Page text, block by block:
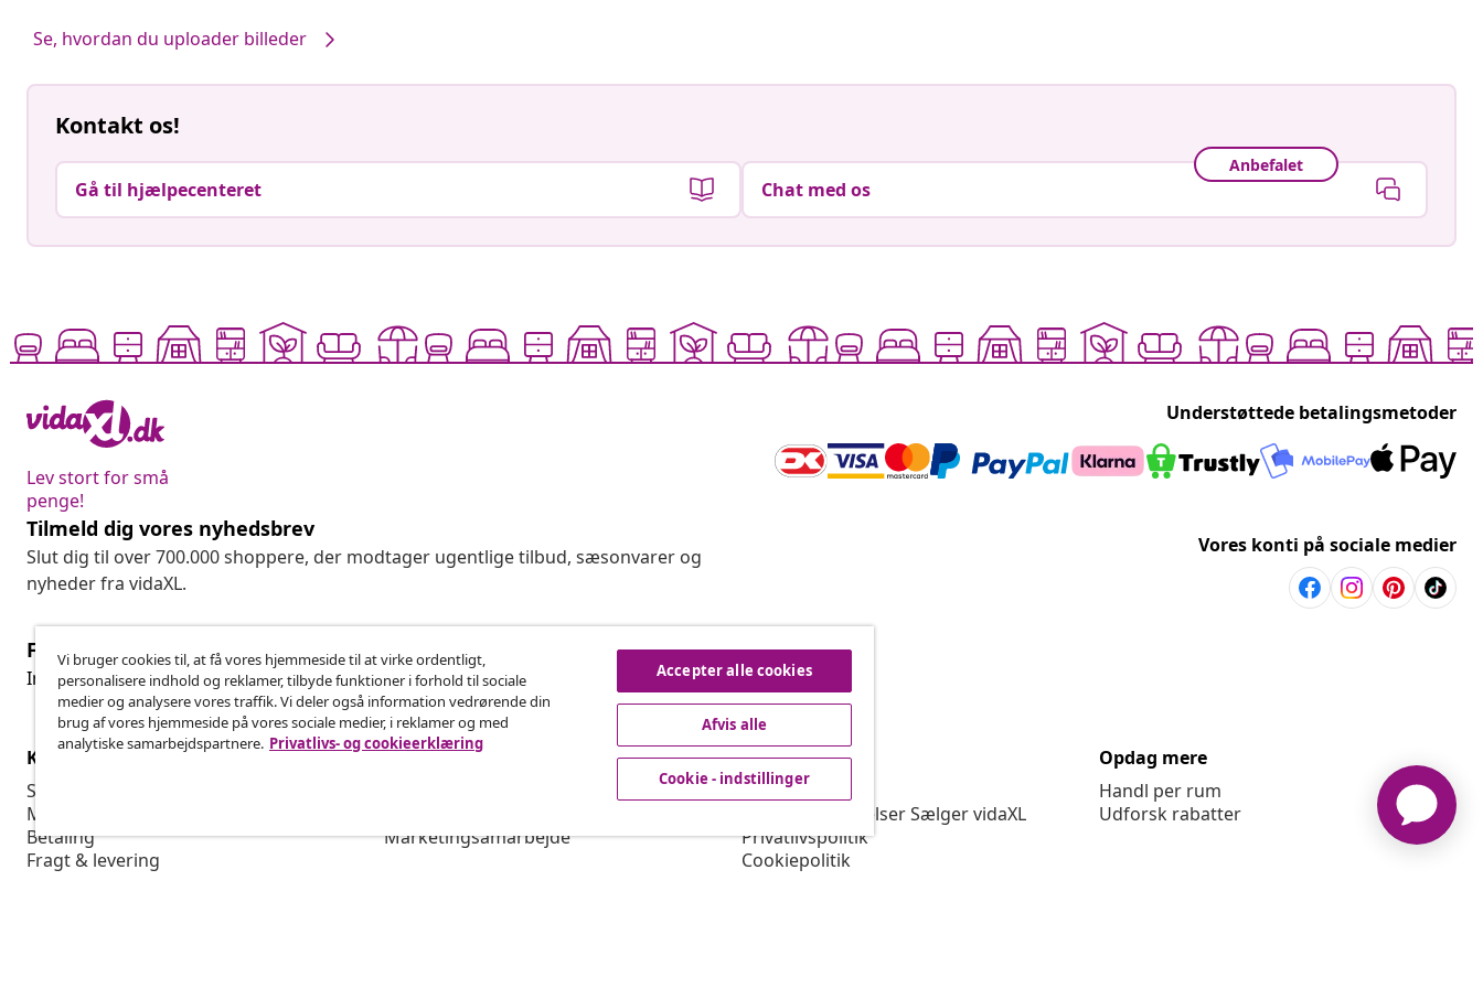
Se, hvordan du uploader billeder
Kontakt os!
Gå til hjælpecenteret
Anbefalet
Chat med os
Lev stort for små
penge!
Understøttede betalingsmetoder
Tilmeld dig vores nyhedsbrev
Slut dig til over 700.000 shoppere, der modtager ugentlige tilbud, sæsonvarer og
nyheder fra vidaXL.
Vores konti på sociale medier
Fortryd køb
Indsend en anmodning om at fortryde din ordre.
Fortryd køb
Kundeservice
Spor din ordre
Min konto
Betaling
Fragt & levering
Virksomhed
Marketingsamarbejde
vidaXL
Om vidaXL
Vilkår & betingelser Sælger vidaXL
Privatlivspolitik
Cookiepolitik
Opdag mere
Handl per rum
Udforsk rabatter
Vi bruger cookies til, at få vores hjemmeside til at virke ordentligt,
personalisere indhold og reklamer, tilbyde funktioner i forhold til sociale
medier og analysere vores traffik. Vi deler også information vedrørende din
brug af vores hjemmeside på vores sociale medier, i reklamer og med
analytiske samarbejdspartnere. Privatlivs- og cookieerklæring
Accepter alle cookies
Afvis alle
Cookie - indstillinger